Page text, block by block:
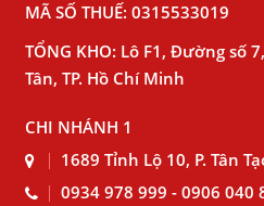
MÃ SỐ THUẾ: 0315533019
TỔNG KHO: Lô F1, Đường số
Tân, TP. Hồ Chí Minh
CHI NHÁNH 1
1689 Tỉnh Lộ 10, P. Tân
0934 978 999 - 0906 040